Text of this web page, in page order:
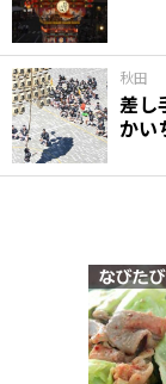
秋田
差し
かい